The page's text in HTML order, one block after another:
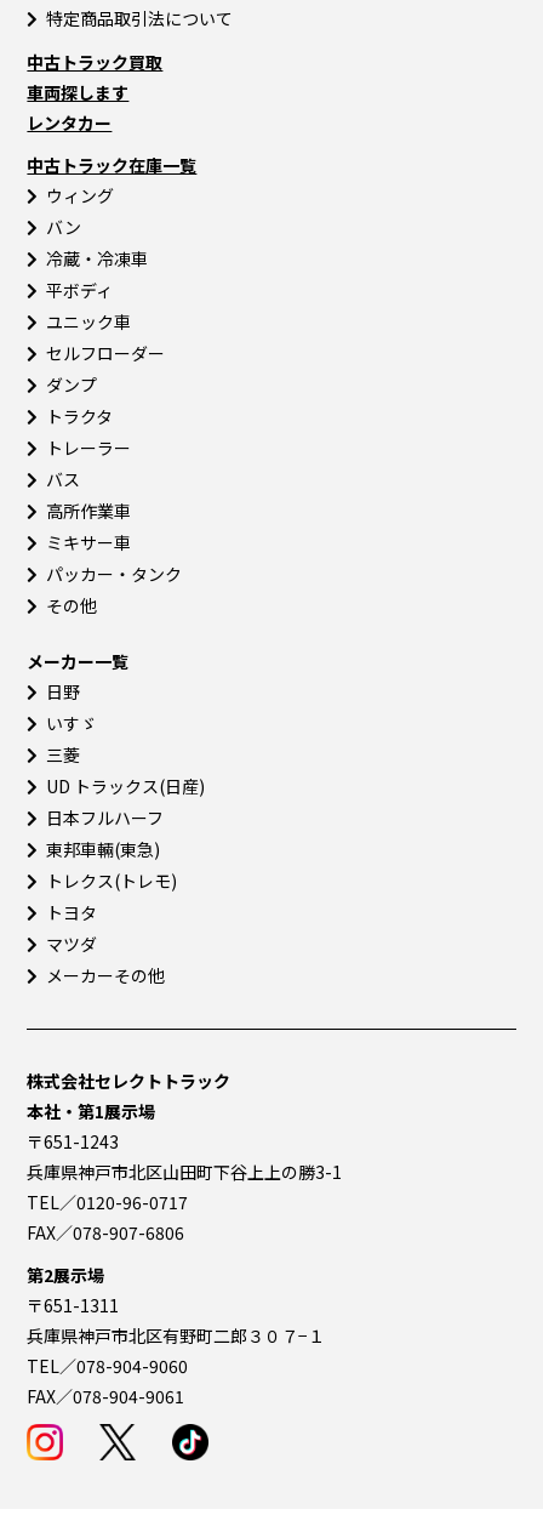
特定商品取引法について
中古トラック買取
車両探します
レンタカー
中古トラック在庫一覧
ウィング
バン
冷蔵・冷凍車
平ボディ
ユニック車
セルフローダー
ダンプ
トラクタ
トレーラー
バス
高所作業車
ミキサー車
パッカー・タンク
その他
メーカー一覧
日野
いすゞ
三菱
UD トラックス(日産)
日本フルハーフ
東邦車輛(東急)
トレクス(トレモ)
トヨタ
マツダ
メーカーその他
株式会社セレクトトラック
本社・第1展示場
〒651-1243
兵庫県神戸市北区山田町下谷上上の勝3-1
TEL／0120-96-0717
FAX／078-907-6806
第2展示場
〒651-1311
兵庫県神戸市北区有野町二郎３０７−１
TEL／078-904-9060
FAX／078-904-9061